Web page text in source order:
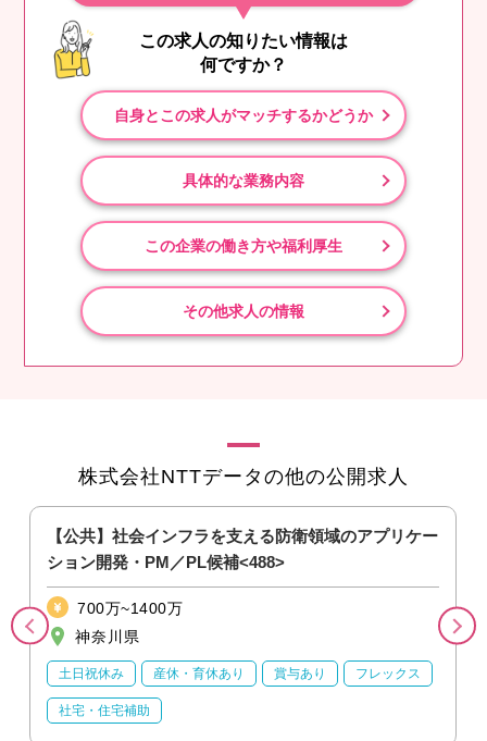
この求人の知りたい情報は
何ですか？
自身とこの求人がマッチするかどうか
具体的な業務内容
この企業の働き方や福利厚生
その他求人の情報
株式会社NTTデータの他の公開求人
【公共】社会インフラを支える防衛領域のアプリケー
ション開発・PM／PL候補<488>
700万~1400万
神奈川県
土日祝休み 産休・育休あり 賞与あり フレックス
社宅・住宅補助